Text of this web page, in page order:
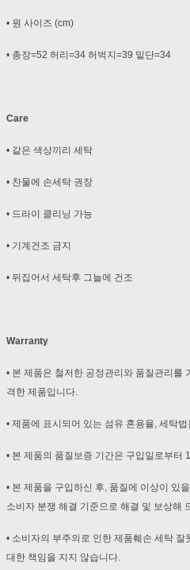
• 원 사이즈 (cm)
• 총장=52 허리=34 허벅지=39 밑단=34
Care
• 같은 색상끼리 세탁
• 찬물에 손세탁 권장
• 드라이 클리닝 가능
• 기계건조 금지
• 뒤집어서 세탁후 그늘에 건조
Warranty
• 본 제품은 철저한 공정관리와 품질관리를
격한 제품입니다.
• 제품에 표시되어 있는 섬유 혼용율, 세탁
• 본 제품의 품질보증 기간은 구입일로부터
• 본 제품을 구입하신 후, 품질에 이상이 있
소비자 분쟁 해결 기준으로 해결 및 보상해
• 소비자의 부주의로 인한 제품훼손 세탁 잘
대한 책임을 지지 않습니다.